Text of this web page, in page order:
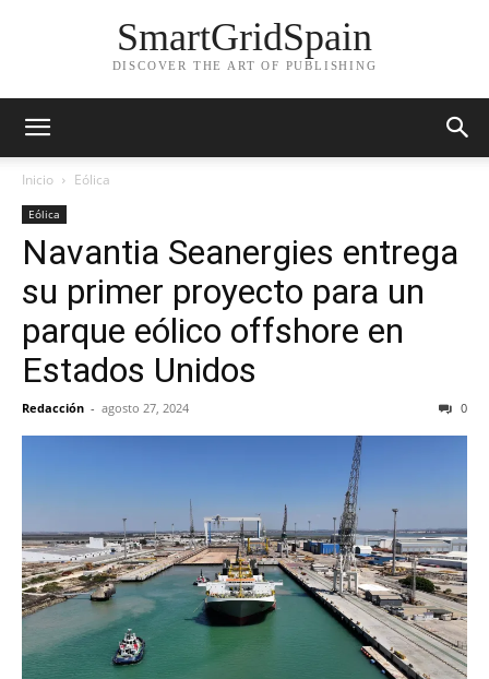
SmartGridSpain
DISCOVER THE ART OF PUBLISHING
Inicio Eólica
Eólica
Navantia Seanergies entrega
su primer proyecto para un
parque eólico offshore en
Estados Unidos
Redacción - agosto 27, 2024 0